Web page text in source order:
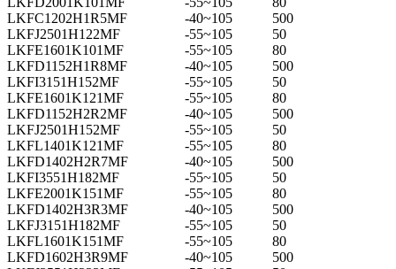
LKFC1202H1R5MF
-40~105
500
LKFJ2501H122MF
-55~105
50
LKFE1601K101MF
-55~105
80
LKFD1152H1R8MF
-40~105
500
LKFI3151H152MF
-55~105
50
LKFE1601K121MF
-55~105
80
LKFD1152H2R2MF
-40~105
500
LKFJ2501H152MF
-55~105
50
LKFL1401K121MF
-55~105
80
LKFD1402H2R7MF
-40~105
500
LKFI3551H182MF
-55~105
50
LKFE2001K151MF
-55~105
80
LKFD1402H3R3MF
-40~105
500
LKFJ3151H182MF
-55~105
50
LKFL1601K151MF
-55~105
80
LKFD1602H3R9MF
-40~105
500